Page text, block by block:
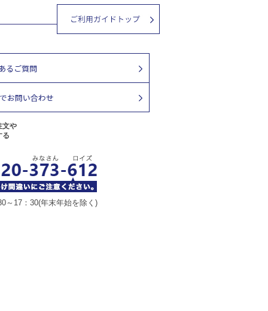
文や
る
～17：30(年末年始を除く)